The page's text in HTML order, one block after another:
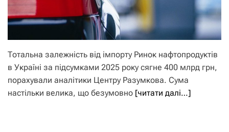
Тотальна залежність від імпорту Ринок нафтопродуктів
в Україні за підсумками 2025 року сягне 400 млрд грн,
порахували аналітики Центру Разумкова. Сума
настільки велика, що безумовно [читати далі…]